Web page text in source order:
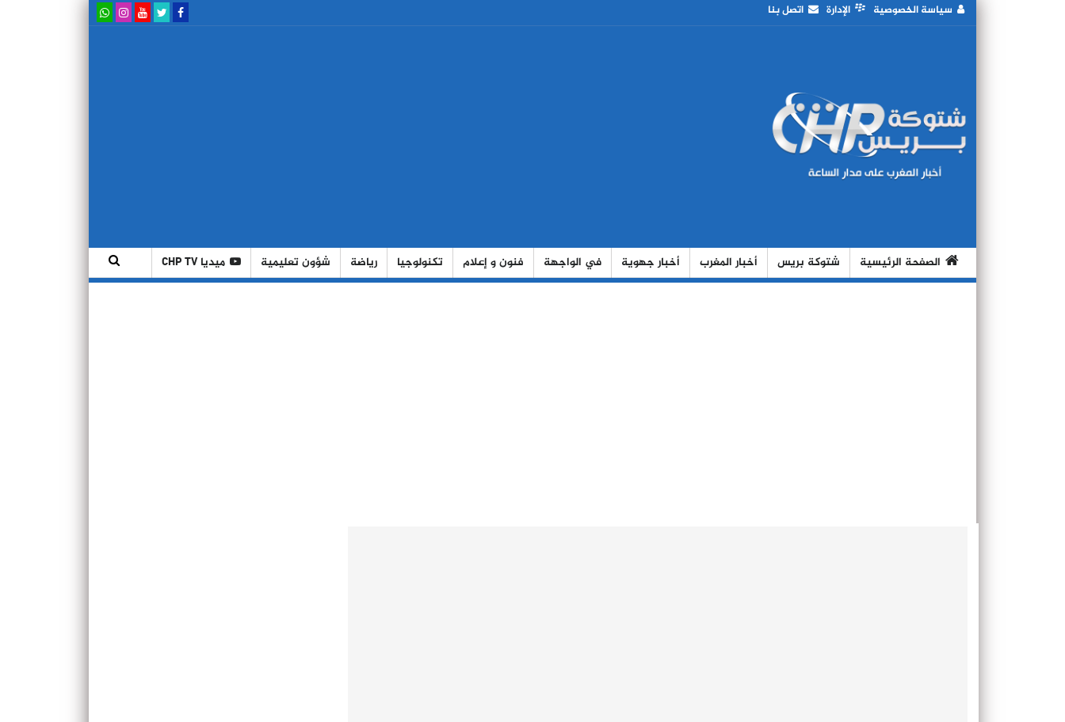
سياسة الخصوصية الإدارة اتصل بنا
الصفحة الرئيسية شتوكة بريس أخبار المغرب أخبار جهوية في الواجهة فنون و إعلام تكنولوجيا رياضة شؤون تعليمية ميديا CHP TV